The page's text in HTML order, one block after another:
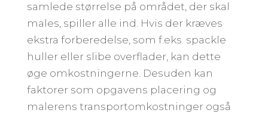
samlede størrelse på området, der skal
males, spiller alle ind. Hvis der kræves
ekstra forberedelse, som f.eks. spackle
huller eller slibe overflader, kan dette
øge omkostningerne. Desuden kan
faktorer som opgavens placering og
malerens transportomkostninger også